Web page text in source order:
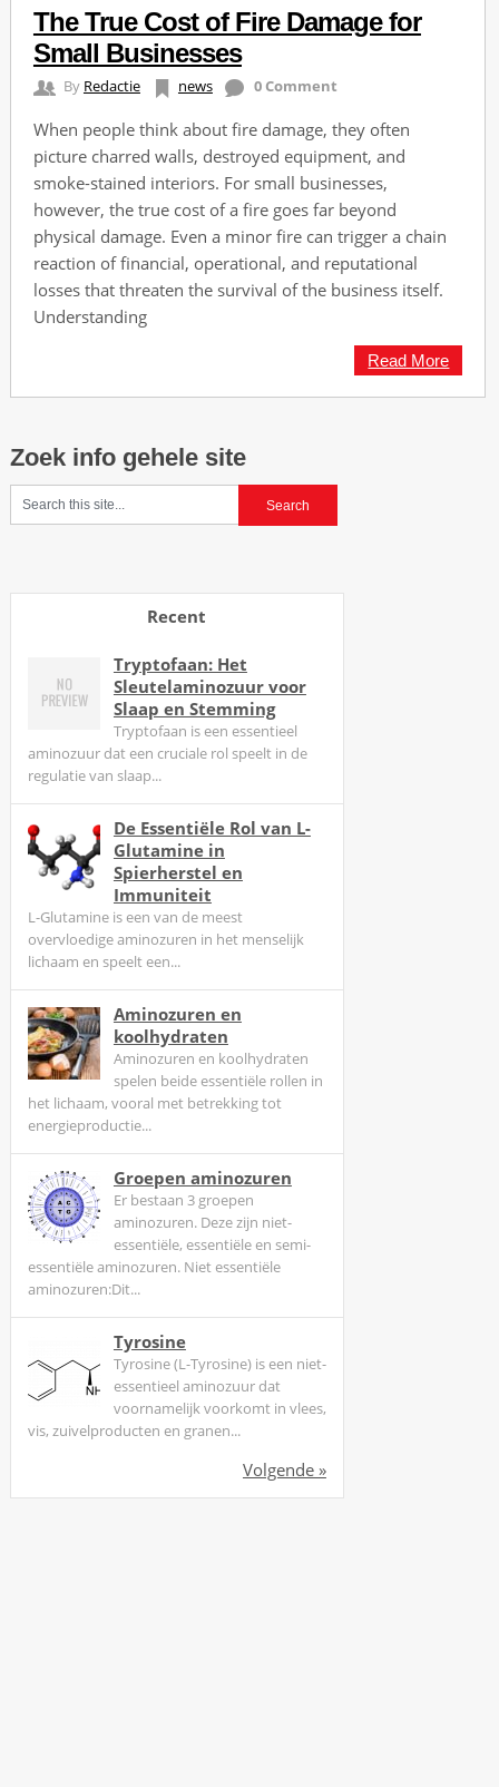
The True Cost of Fire Damage for
Small Businesses
By Redactie news 0 Comment
When people think about fire damage, they often
picture charred walls, destroyed equipment, and
smoke-stained interiors. For small businesses,
however, the true cost of a fire goes far beyond
physical damage. Even a minor fire can trigger a chain
reaction of financial, operational, and reputational
losses that threaten the survival of the business itself.
Understanding
Read More
Zoek info gehele site
Recent
Tryptofaan: Het
Sleutelaminozuur voor
Slaap en Stemming
Tryptofaan is een essentieel
aminozuur dat een cruciale rol speelt in de
regulatie van slaap...
De Essentiële Rol van L-
Glutamine in
Spierherstel en
Immuniteit
L-Glutamine is een van de meest
overvloedige aminozuren in het menselijk
lichaam en speelt een...
Aminozuren en
koolhydraten
Aminozuren en koolhydraten
spelen beide essentiële rollen in
het lichaam, vooral met betrekking tot
energieproductie...
Groepen aminozuren
Er bestaan 3 groepen
aminozuren. Deze zijn niet-
essentiële, essentiële en semi-
essentiële aminozuren. Niet essentiële
aminozuren:Dit...
Tyrosine
Tyrosine (L-Tyrosine) is een niet-
essentieel aminozuur dat
voornamelijk voorkomt in vlees,
vis, zuivelproducten en granen...
Volgende »